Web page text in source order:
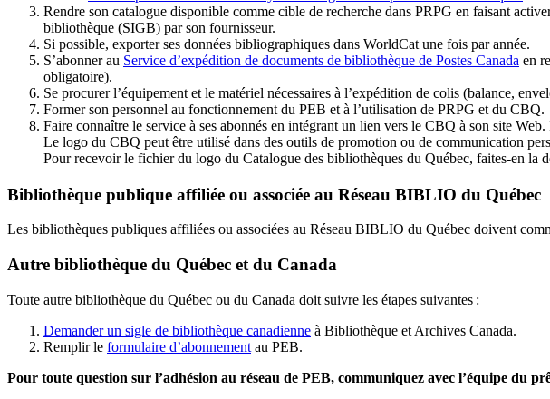
Rendre son catalogue disponible comme cible de recherche dans PRPG en faisant
bibliothèque (SIGB) par son fournisseur.
Si possible, exporter ses données bibliographiques dans WorldCat une fois par année.
S’abonner au Service d’expédition de documents de bibliothèque de Postes Canada en
obligatoire).
Se procurer l’équipement et le matériel nécessaires à l’expédition de colis (balance,
Former son personnel au fonctionnement du PEB et à l’utilisation de PRPG et du CBQ.
Faire connaître le service à ses abonnés en intégrant un lien vers le CBQ à son site
Le logo du CBQ peut être utilisé dans des outils de promotion ou de communication
Pour recevoir le fichier du logo du Catalogue des bibliothèques du Québec, faites-en la
Bibliothèque publique affiliée ou associée au Réseau BIBLIO du Québec
Les bibliothèques publiques affiliées ou associées au Réseau BIBLIO du Québec doivent
Autre bibliothèque du Québec et du Canada
Toute autre bibliothèque du Québec ou du Canada doit suivre les étapes suivantes :
Demander un sigle de bibliothèque canadienne à Bibliothèque et Archives Canada.
Remplir le formulaire d’abonnement au PEB.
Pour toute question sur l’adhésion au réseau de PEB, communiquez avec l’équipe du